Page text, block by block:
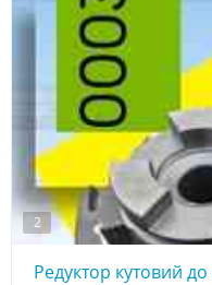
2
Редуктор кутовий